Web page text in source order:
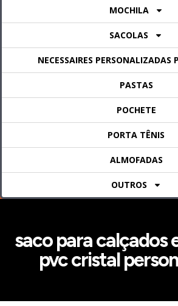
MOCHILA
SACOLAS
NECESSAIRES PERSONALIZADAS
PASTAS
POCHETE
PORTA TÊNIS
ALMOFADAS
OUTROS
saco para calçados
pvc cristal